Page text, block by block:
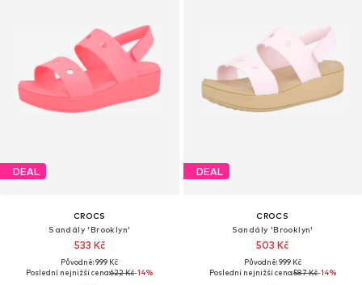
DEAL
CROCS
Sandály 'Brooklyn'
533 Kč
Původně: 999 Kč
Poslední nejnižší cena:622 Kč-14%
DEAL
CROCS
Sandály 'Brooklyn'
503 Kč
Původně: 999 Kč
Poslední nejnižší cena:587 Kč-14%